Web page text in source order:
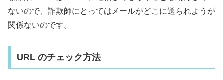
ないので、詐欺師にとってはメールがどこに送られようが
関係ないのです。
URL のチェック方法